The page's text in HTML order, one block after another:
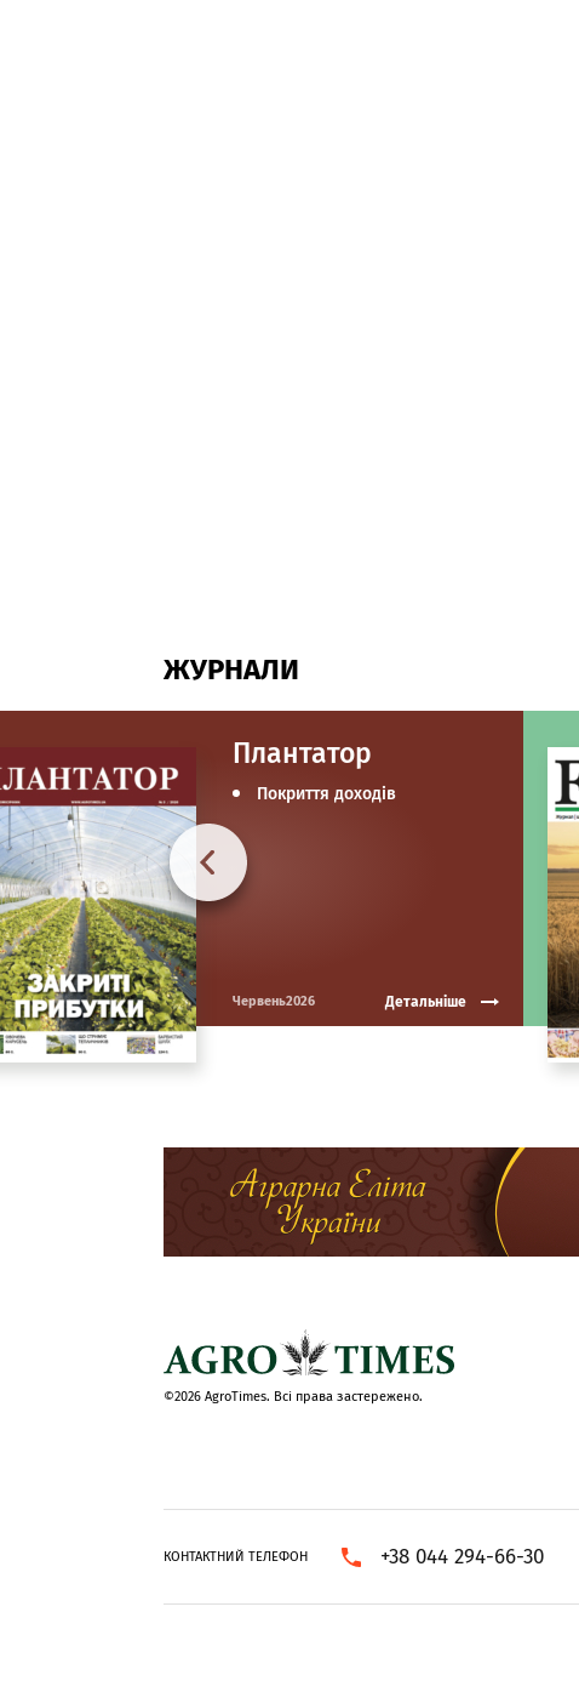
ЖУРНАЛИ
Плантатор
Покриття доходів
Червень2026 Детальніше
©2026 AgroTimes. Всі права застережено.
КОНТАКТНИЙ ТЕЛЕФОН +38 044 294-66-30